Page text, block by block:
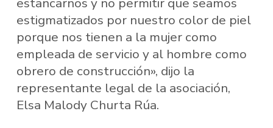
estigmatizados por nuestro color de piel
porque nos tienen a la mujer como
empleada de servicio y al hombre como
obrero de construcción», dijo la
representante legal de la asociación,
Elsa Malody Churta Rúa.